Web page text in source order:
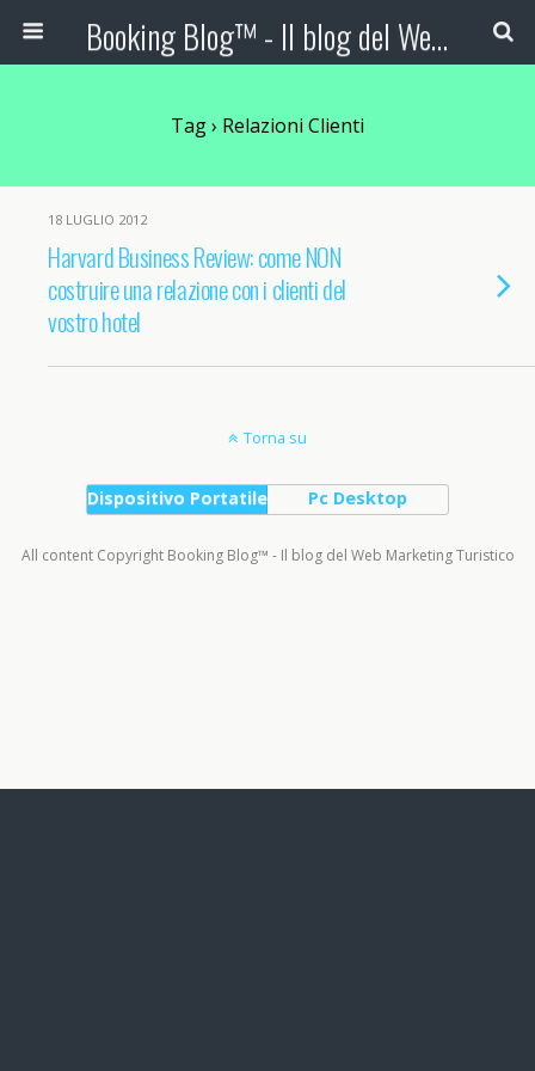
Booking Blog™ - Il blog del Web Marketing Turistico
Tag › Relazioni Clienti
18 LUGLIO 2012
Harvard Business Review: come NON
costruire una relazione con i clienti del
vostro hotel
Torna su
Dispositivo Portatile Pc Desktop
All content Copyright Booking Blog™ - Il blog del Web Marketing Turistico